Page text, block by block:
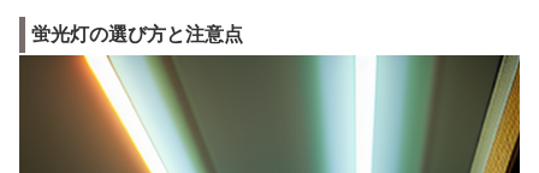
蛍光灯の選び方と注意点